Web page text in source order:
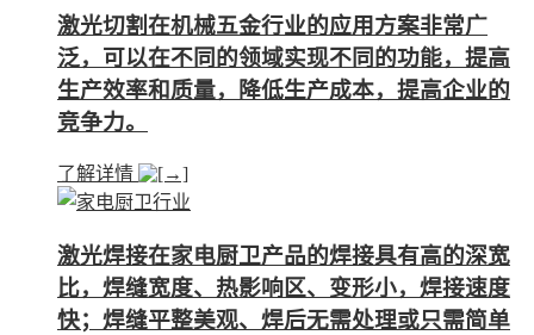
激光切割在机械五金行业的应用方案非常广
泛，可以在不同的领域实现不同的功能，提高
生产效率和质量，降低生产成本，提高企业的
竞争力。
了解详情
激光焊接在家电厨卫产品的焊接具有高的深宽
比，焊缝宽度、热影响区、变形小，焊接速度
快；焊缝平整美观、焊后无需处理或只需简单